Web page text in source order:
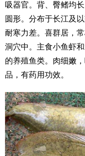
吸器官。背、臀鳍均
圆形。分布于长江及
耐寒力差。喜群居，
洞穴中。主食小鱼虾
的养殖鱼类。肉细嫩
品，有药用功效。